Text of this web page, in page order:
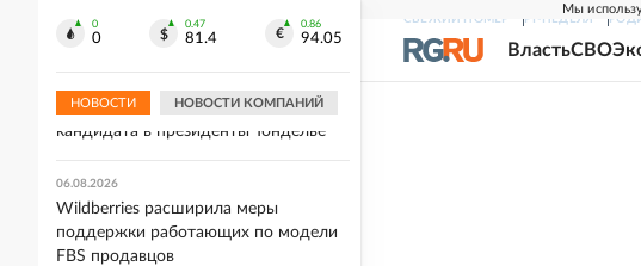
Мы
СВЕЖИЙ НОМЕР РГ-НЕДЕЛЯ
ВластьСВО
0
0
0.47
81.4
0.86
94.05
НОВОСТИ НОВОСТИ КОМПАНИЙ
повреждении товаров
Маск обвинил в измене Франции
кандидата в президенты Тонделье
06.08.2026
Wildberries расширила меры
поддержки работающих по модели
FBS продавцов